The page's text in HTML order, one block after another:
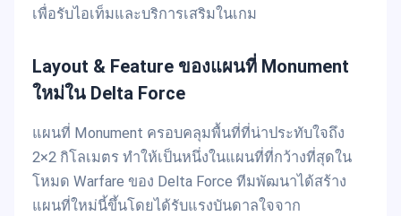
เพื่อรับไอเท็มและบริการเสริมในเกม
Layout & Feature ของแผนที่ Monument
ใหม่ใน Delta Force
แผนที่ Monument ครอบคลุมพื้นที่ที่น่าประทับใจถึง
2×2 กิโลเมตร ทำให้เป็นหนึ่งในแผนที่ที่กว้างที่สุดใน
โหมด Warfare ของ Delta Force ทีมพัฒนาได้สร้าง
แผนที่ใหม่นี้ขึ้นโดยได้รับแรงบันดาลใจจาก